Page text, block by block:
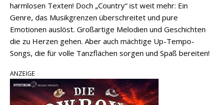
harmlosen Texten! Doch „Country“ ist weit mehr: Ein
Genre, das Musikgrenzen überschreitet und pure
Emotionen auslöst. Großartige Melodien und Geschichten
die zu Herzen gehen. Aber auch mächtige Up-Tempo-
Songs, die für volle Tanzflächen sorgen und Spaß bereiten!
ANZEIGE